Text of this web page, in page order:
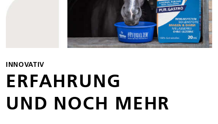
INNOVATIV
ERFAHRUNG
UND NOCH MEHR